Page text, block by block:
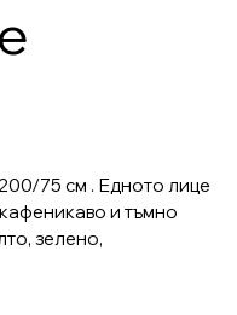
75 см . Едното лице
и тъмно
зелено,